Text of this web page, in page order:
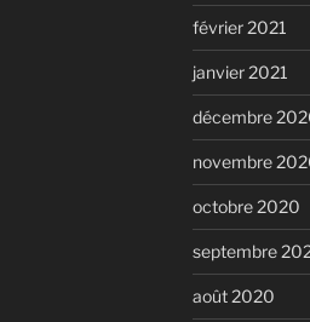
février 2021
janvier 2021
décembre
novembre
octobre 2020
septembre
août 2020